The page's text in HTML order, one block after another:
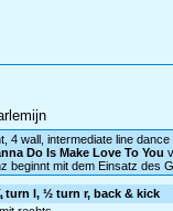
4 wall, intermediate line dance
Do Is Make Love To You
beginnt mit dem Einsatz des
turn l, ½ turn r, back & kick